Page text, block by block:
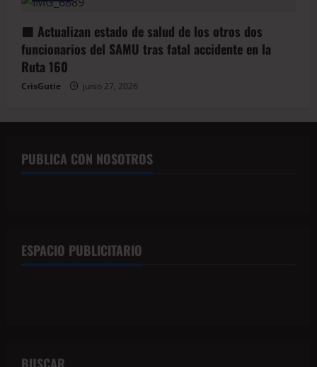
🟥 Actualizan estado de salud de los otros dos
funcionarios del SAMU tras fatal accidente en la
Ruta 160
CrisGutie junio 27, 2026
PUBLICA CON NOSOTROS
ESPACIO PUBLICITARIO
BUSCAR